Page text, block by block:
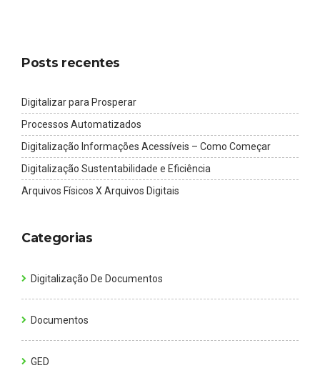
Posts recentes
Digitalizar para Prosperar
Processos Automatizados
Digitalização Informações Acessíveis – Como Começar
Digitalização Sustentabilidade e Eficiência
Arquivos Físicos X Arquivos Digitais
Categorias
Digitalização De Documentos
Documentos
GED